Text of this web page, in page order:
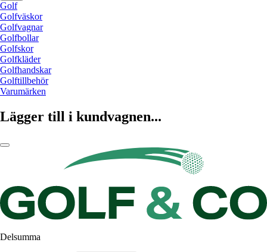
Golf
Golfväskor
Golfvagnar
Golfbollar
Golfskor
Golfkläder
Golfhandskar
Golftillbehör
Varumärken
Lägger till i kundvagnen...
Delsumma